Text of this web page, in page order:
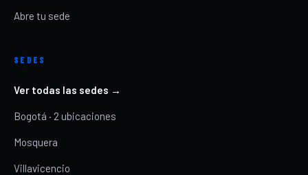
Abre tu sede
SEDES
Ver todas las sedes →
Bogotá · 2 ubicaciones
Mosquera
Villavicencio